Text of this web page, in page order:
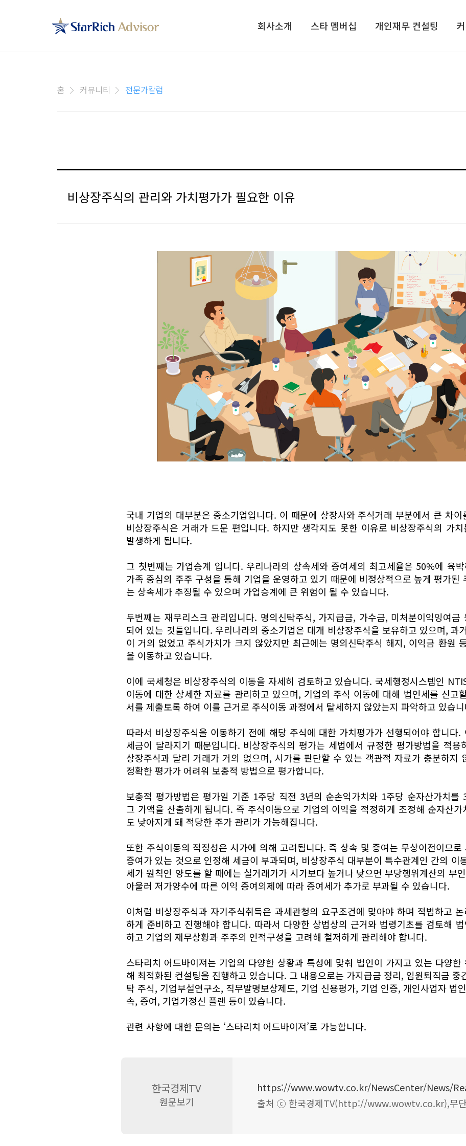
회사소개 스타 멤버십
스타리치 시니어 채널
개인재무 컨설팅
홈 커뮤니티 전문가칼럼
비상장주식의 관리와 가치평가가 필요한 이유
국내 기업의 대부분은 중소기업입니다. 이 때문에 상장사와 주식거래 부분에서 큰 차
비상장주식은 거래가 드문 편입니다. 하지만 생각지도 못한 이유로 비상장주식의 가
발생하게 됩니다.
그 첫번째는 가업승계 입니다. 우리나라의 상속세와 증여세의 최고세율은 50%에 육
가족 중심의 주주 구성을 통해 기업을 운영하고 있기 때문에 비정상적으로 높게 평가된
는 상속세가 추징될 수 있으며 가업승계에 큰 위험이 될 수 있습니다.
두번째는 재무리스크 관리입니다. 명의신탁주식, 가지급금, 가수금, 미처분이익잉여금
되어 있는 것들입니다. 우리나라의 중소기업은 대개 비상장주식을 보유하고 있으며, 과
이 거의 없었고 주식가치가 크지 않았지만 최근에는 명의신탁주식 해지, 이익금 환원
을 이동하고 있습니다.
이에 국세청은 비상장주식의 이동을 자세히 검토하고 있습니다. 국세행정시스템인
이동에 대한 상세한 자료를 관리하고 있으며, 기업의 주식 이동에 대해 법인세를 신고
서를 제출토록 하여 이를 근거로 주식이동 과정에서 탈세하지 않았는지 파악하고 있습
따라서 비상장주식을 이동하기 전에 해당 주식에 대한 가치평가가 선행되어야 합니다
세금이 달라지기 때문입니다. 비상장주식의 평가는 세법에서 규정한 평가방법을 적용
상장주식과 달리 거래가 거의 없으며, 시가를 판단할 수 있는 객관적 자료가 충분하지
정확한 평가가 어려워 보충적 방법으로 평가합니다.
보충적 평가방법은 평가일 기준 1주당 직전 3년의 순손익가치와 1주당 순자산가치를
그 가액을 산출하게 됩니다. 즉 주식이동으로 기업의 이익을 적정하게 조정해 순자산
도 낮아지게 돼 적당한 주가 관리가 가능해집니다.
또한 주식이동의 적정성은 시가에 의해 고려됩니다. 즉 상속 및 증여는 무상이전이므
증여가 있는 것으로 인정해 세금이 부과되며, 비상장주식 대부분이 특수관계인 간의 이
세가 원칙인 양도를 할 때에는 실거래가가 시가보다 높거나 낮으면 부당행위계산의 부
아울러 저가양수에 따른 이익 증여의제에 따라 증여세가 추가로 부과될 수 있습니다.
이처럼 비상장주식과 자기주식취득은 과세관청의 요구조건에 맞아야 하며 적법하고
하게 준비하고 진행해야 합니다. 따라서 다양한 상법상의 근거와 법령기초를 검토해
하고 기업의 재무상황과 주주의 인적구성을 고려해 철저하게 관리해야 합니다.
스타리치 어드바이져는 기업의 다양한 상황과 특성에 맞춰 법인이 가지고 있는 다양
해 최적화된 컨설팅을 진행하고 있습니다. 그 내용으로는 가지급금 정리, 임원퇴직금 중
탁 주식, 기업부설연구소, 직무발명보상제도, 기업 신용평가, 기업 인증, 개인사업자 법
속, 증여, 기업가정신 플랜 등이 있습니다.
관련 사항에 대한 문의는 ‘스타리치 어드바이져’로 가능합니다.
한국경제TV
원문보기
출처 ⓒ 한국경제TV(http://www.wowtv.co.kr),무단